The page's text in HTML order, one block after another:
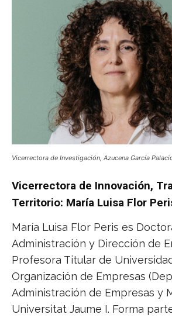
Vicerrectora de Investigación, Azucena García
Vicerrectora de Innovación,
Territorio: María Luisa Flor
María Luisa Flor Peris es
Administración y Dirección de
Profesora Titular de
Organización de Empresas
Administración de Empresas y
Universitat Jaume I. Forma